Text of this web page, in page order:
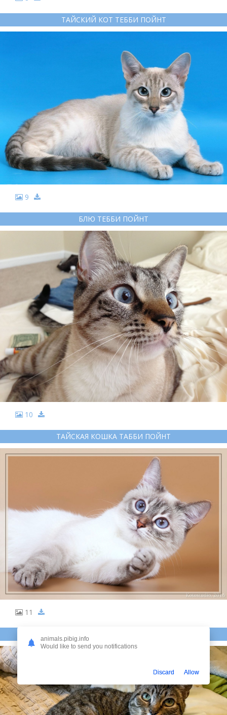
ТАЙСКИЙ КОТ ТЕББИ ПОЙНТ
9
БЛЮ ТЕББИ ПОЙНТ
10
ТАЙСКАЯ КОШКА ТАББИ ПОЙНТ
11
ТАЙСКИЙ ТАББИ ПОЙНТ
animals.pibig.info
Would like to send you notifications
Discard Allow